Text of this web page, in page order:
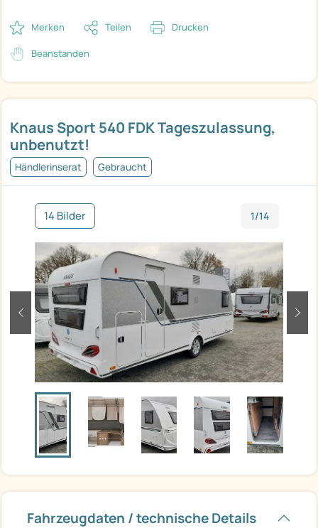
Knaus Sport 540 FDK Tageszulassung,
unbenutzt!
Händlerinserat Gebraucht
14 Bilder 1/14
zurück
Fahrzeugdaten / technische Details
Merken Teilen Drucken
Beanstanden